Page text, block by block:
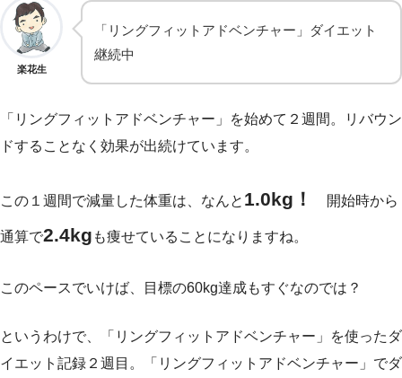
楽花生
「リングフィットアドベンチャー」ダイエット
継続中
「リングフィットアドベンチャー」を始めて２週間。リバウン
ドすることなく効果が出続けています。
この１週間で減量した体重は、なんと 1.0kg！ 開始時から
通算で2.4kg も痩せていることになりますね。
このペースでいけば、目標の60kg達成もすぐなのでは？
というわけで、「リングフィットアドベンチャー」を使ったダ
イエット記録２週目。「リングフィットアドベンチャー」でダ